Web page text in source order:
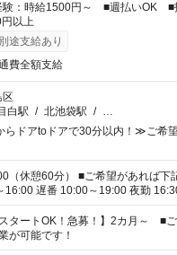
験：時給1500円～ ■週払いOK
以上
途支給あり
費全額支給
区
白駅 / 北池袋駅 / …
ドアtoドアで30分以内！≫ご希
ご希望があれば下記シフトもOK！
遅番 10:00～19:00 夜勤 16:30～
せたい」 「余裕を持って夕飯の
残業はしたくない」 など、ご希望
のお仕事の勤務時間。 合計で週
スタートOK！急募！】2カ月～ ■
が可能です！